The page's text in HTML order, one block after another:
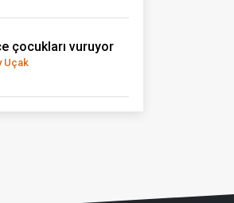
çocukları vuruyor
Uçak